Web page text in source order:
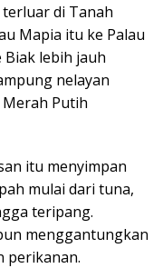
di Tanah
Mapia itu ke Palau
Biak lebih jauh
nelayan
Putih
itu menyimpan
mulai dari tuna,
teripang.
menggantungkan
perikanan.